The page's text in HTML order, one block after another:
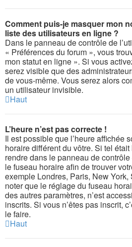
Comment puis-je masquer mon
liste des utilisateurs en ligne ?
Dans le panneau de contrôle de
« Préférences du forum », vous
mon statut en ligne ». Si vous
serez visible que des
de vous-même. Vous serez alors
un utilisateur invisible.
Haut
L’heure n’est pas correcte !
Il est possible que l’heure affichée
horaire différent du vôtre. Si tel
rendre dans le panneau de
le fuseau horaire afin de trouver
exemple Londres, Paris, New York,
noter que le réglage du fuseau
des autres paramètres, n’est
inscrits. Si vous n’êtes pas inscrit,
le faire.
Haut